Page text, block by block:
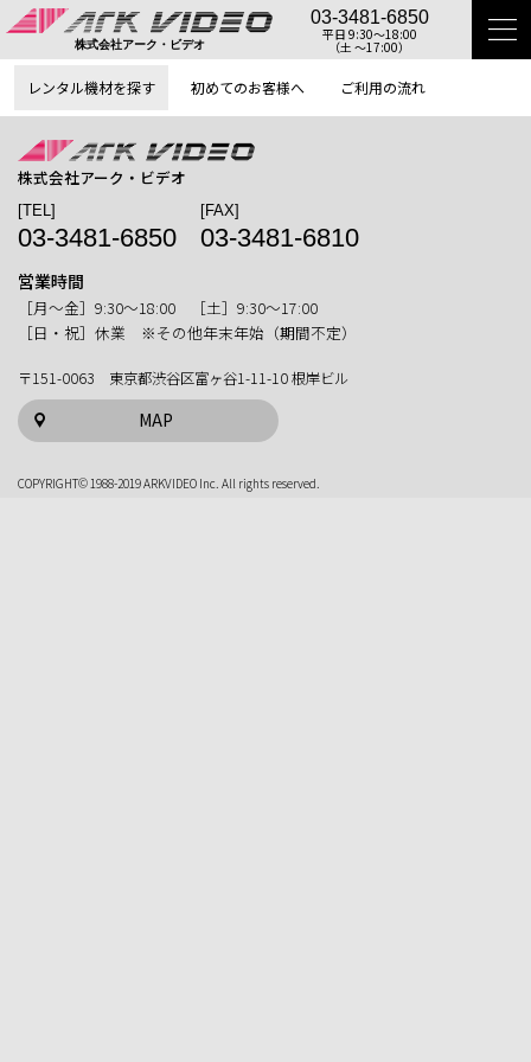
株式会社アーク・ビデオ
03-3481-6850
平日 9:30〜18:00
（土 〜17:00）
レンタル機材を探す 初めてのお客様へ ご利用の流れ
株式会社アーク・ビデオ
[TEL]
03-3481-6850
[FAX]
03-3481-6810
営業時間
［月〜金］9:30〜18:00 ［土］9:30〜17:00
［日・祝］休業 ※その他年末年始（期間不定）
〒151-0063 東京都渋谷区富ヶ谷1-11-10 根岸ビル
MAP
COPYRIGHT© 1988-2019 ARKVIDEO Inc. All rights reserved.